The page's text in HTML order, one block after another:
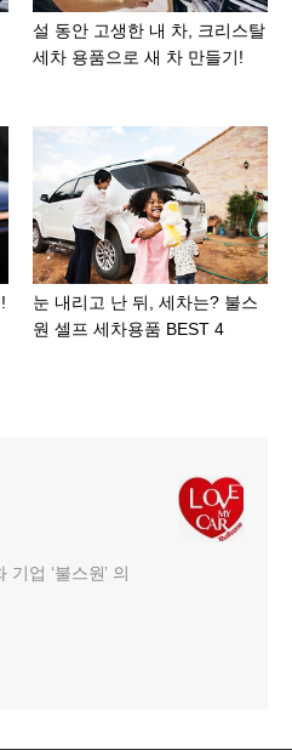
설 동안 고생한 내 차, 크리스탈
세차 용품으로 새 차 만들기!
눈 내리고 난 뒤, 세차는? 불스
원 셀프 세차용품 BEST 4
업 ‘불스원’ 의